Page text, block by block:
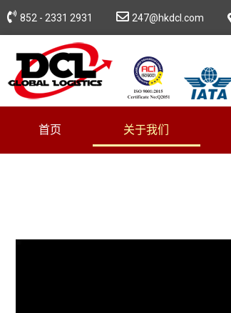
852 - 2331 2931 247@hkdcl.com
首页 关于我们